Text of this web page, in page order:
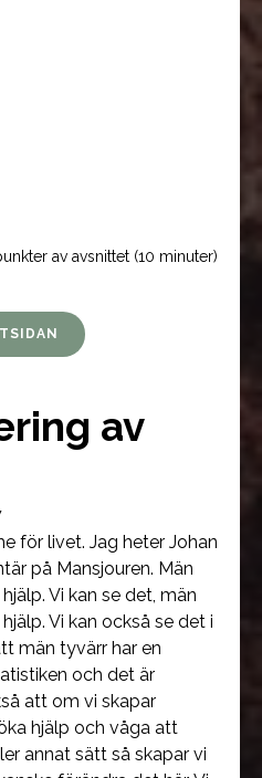
av avsnittet (10 minuter)
av
för livet. Jag heter Johan
på Mansjouren. Män
Vi kan se det, män
Vi kan också se det i
män tyvärr har en
och det är
att om vi skapar
hjälp och våga att
annat sätt så skapar vi